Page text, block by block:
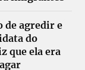
de agredir e
do
que ela era